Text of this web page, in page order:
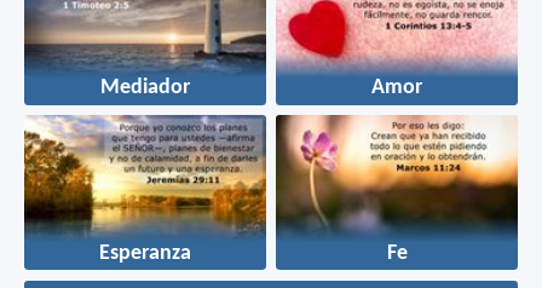
Mediador Amor
Esperanza Fe